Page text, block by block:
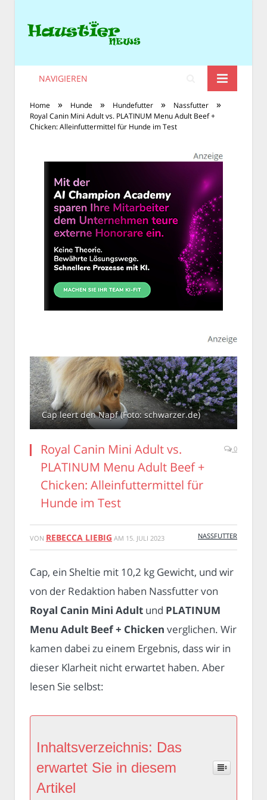
NAVIGIEREN
Home » Hunde » Hundefutter » Nassfutter »
Royal Canin Mini Adult vs. PLATINUM Menu Adult Beef +
Chicken: Alleinfuttermittel für Hunde im Test
Cap leert den Napf (Foto: schwarzer.de)
Royal Canin Mini Adult vs.
PLATINUM Menu Adult Beef +
Chicken: Alleinfuttermittel für
Hunde im Test
0
VON REBECCA LIEBIG AM 15. JULI 2023 NASSFUTTER
Cap, ein Sheltie mit 10,2 kg Gewicht, und wir
von der Redaktion haben Nassfutter von
Royal Canin Mini Adult und PLATINUM
Menu Adult Beef + Chicken verglichen. Wir
kamen dabei zu einem Ergebnis, dass wir in
dieser Klarheit nicht erwartet haben. Aber
lesen Sie selbst:
Inhaltsverzeichnis: Das
erwartet Sie in diesem
Artikel